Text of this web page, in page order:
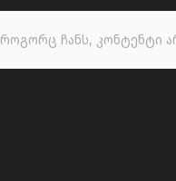
როგორც ჩანს, კონტენტი